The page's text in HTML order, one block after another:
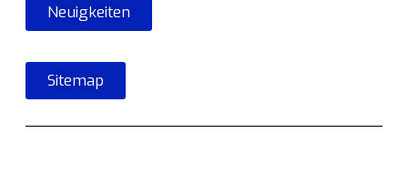
Neuigkeiten
Sitemap